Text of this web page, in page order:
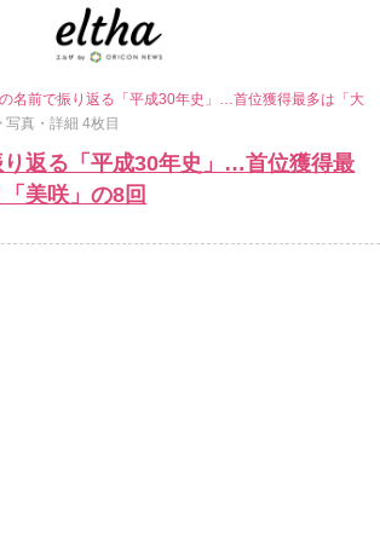
名前で振り返る「平成30年史」…首位獲得最多は「大
写真・詳細 4枚目
返る「平成30年史」…首位獲得最
美咲」の8回